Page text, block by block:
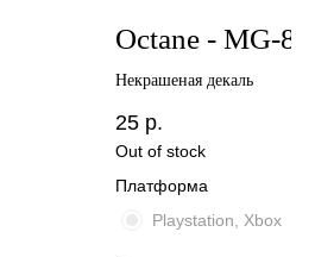
Octane - MG-88
Некрашеная декаль
25 р.
Out of stock
Платформа
Playstation, Xbox